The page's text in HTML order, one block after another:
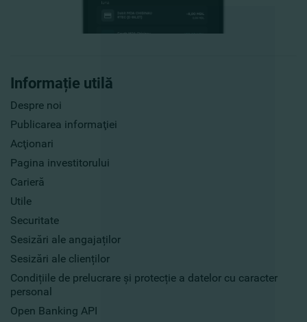
Informație utilă
Despre noi
Publicarea informaţiei
Acţionari
Pagina investitorului
Carieră
Utile
Securitate
Sesizări ale angajaților
Sesizări ale clienților
Condițiile de prelucrare și protecție a datelor cu caracter
personal
Open Banking API